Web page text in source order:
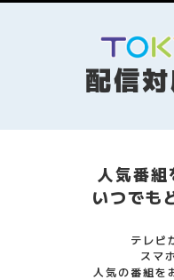
配信
人気番
いつでも
テレビ
スマ
人気の番組を